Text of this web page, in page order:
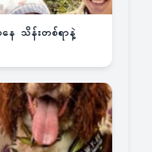
ေ သိန်းတစ်ရာနဲ့